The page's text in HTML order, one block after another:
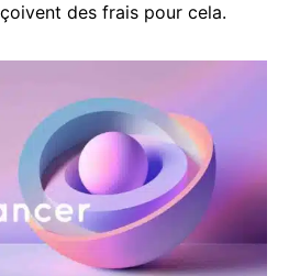
des frais pour cela.